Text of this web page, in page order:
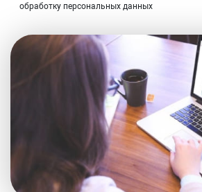
обработку персональных данных